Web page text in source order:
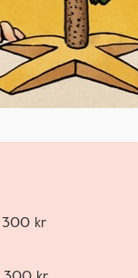
300 kr